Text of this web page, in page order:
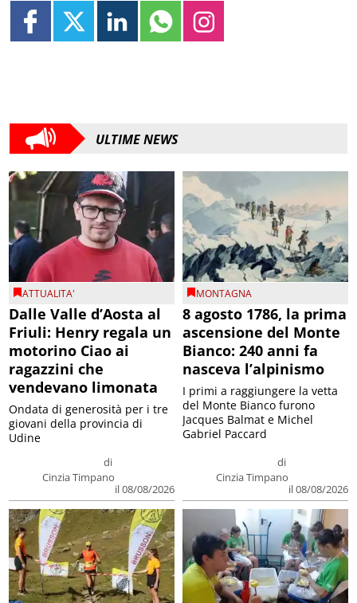
ULTIME NEWS
ATTUALITA'
Dalle Valle d’Aosta al
Friuli: Henry regala un
motorino Ciao ai
ragazzini che
vendevano limonata
di
Cinzia Timpano
il 08/08/2026
Ondata di generosità per i tre
giovani della provincia di
Udine
MONTAGNA
8 agosto 1786, la prima
ascensione del Monte
Bianco: 240 anni fa
nasceva l’alpinismo
di
Cinzia Timpano
il 08/08/2026
I primi a raggiungere la vetta
del Monte Bianco furono
Jacques Balmat e Michel
Gabriel Paccard